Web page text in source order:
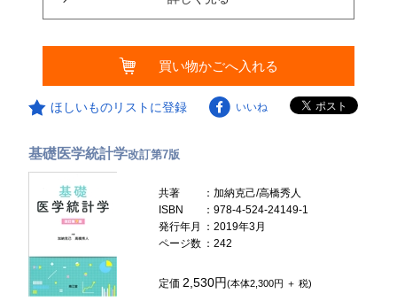
買い物かごへ入れる
ほしいものリストに登録 いいね
基礎医学統計学改訂第7版
共著
：加納克己/高橋秀人
ISBN
：978-4-524-24149-1
発行年月
：2019年3月
ページ数 ：242
定価2,530円(本体2,300円 ＋ 税)